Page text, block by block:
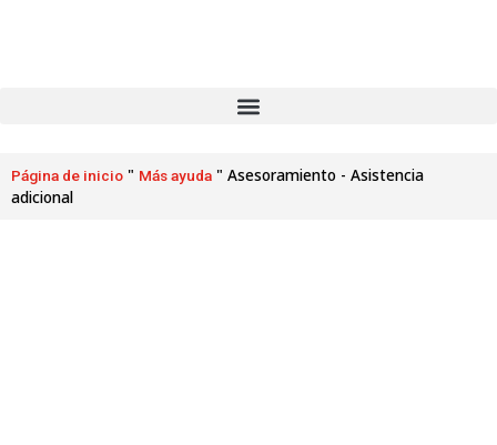
Página de inicio " Más ayuda " Asesoramiento - Asistencia
adicional